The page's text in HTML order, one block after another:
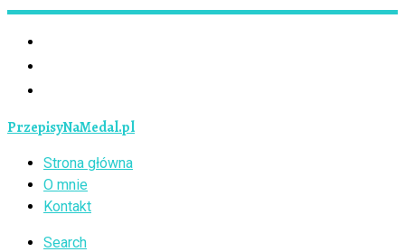
PrzepisyNaMedal.pl
Strona główna
O mnie
Kontakt
Search